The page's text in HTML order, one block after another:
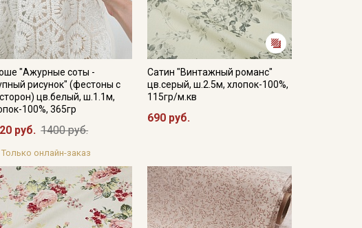
"Ажурные соты -
рисунок" (фестоны с
цв.белый, ш.1.1м,
100%, 365гр
руб. 1400 руб.
Только онлайн-заказ
Сатин "Винтажный романс"
цв.серый, ш.2.5м, хлопок-100%,
115гр/м.кв
690 руб.